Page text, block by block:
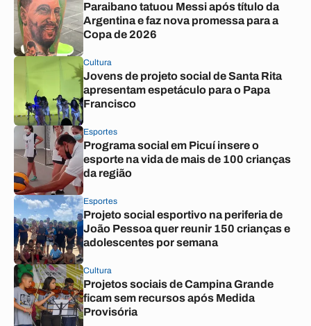
Paraibano tatuou Messi após título da
Argentina e faz nova promessa para a
Copa de 2026
Cultura
Jovens de projeto social de Santa Rita
apresentam espetáculo para o Papa
Francisco
Esportes
Programa social em Picuí insere o
esporte na vida de mais de 100 crianças
da região
Esportes
Projeto social esportivo na periferia de
João Pessoa quer reunir 150 crianças e
adolescentes por semana
Cultura
Projetos sociais de Campina Grande
ficam sem recursos após Medida
Provisória